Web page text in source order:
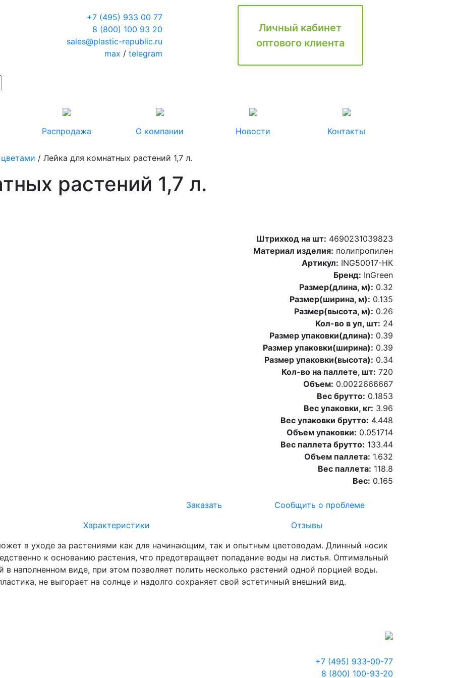
+7 (495) 933 00 77
8 (800) 100 93 20
sales@plastic-republic.ru
max / telegram
Личный кабинет
оптового клиента
Распродажа О компании Новости Контакты
/ Лейка для комнатных растений 1,7 л.
растений 1,7 л.
Штрихкод на шт: 4690231039823
Материал изделия: полипропилен
Артикул: ING50017-НК
Бренд: InGreen
Размер(длина, м): 0.32
Размер(ширина, м): 0.135
Размер(высота, м): 0.26
Кол-во в уп, шт: 24
Размер упаковки(длина): 0.39
Размер упаковки(ширина): 0.39
Размер упаковки(высота): 0.34
Кол-во на паллете, шт: 720
Объем: 0.0022666667
Вес брутто: 0.1853
Вес упаковки, кг: 3.96
Вес упаковки брутто: 4.448
Объем упаковки: 0.051714
Вес паллета брутто: 133.44
Объем паллета: 1.632
Вес паллета: 118.8
Вес: 0.165
Заказать
Сообщить о проблеме
Характеристики
Отзывы
в уходе за растениями как для начинающим, так и опытным цветоводам. Длинный носик
к основанию растения, что предотвращает попадание воды на листья. Оптимальный
наполненном виде, при этом позволяет полить несколько растений одной порцией воды.
не выгорает на солнце и надолго сохраняет свой эстетичный внешний вид.
+7 (495) 933-00-77
8 (800) 100-93-20